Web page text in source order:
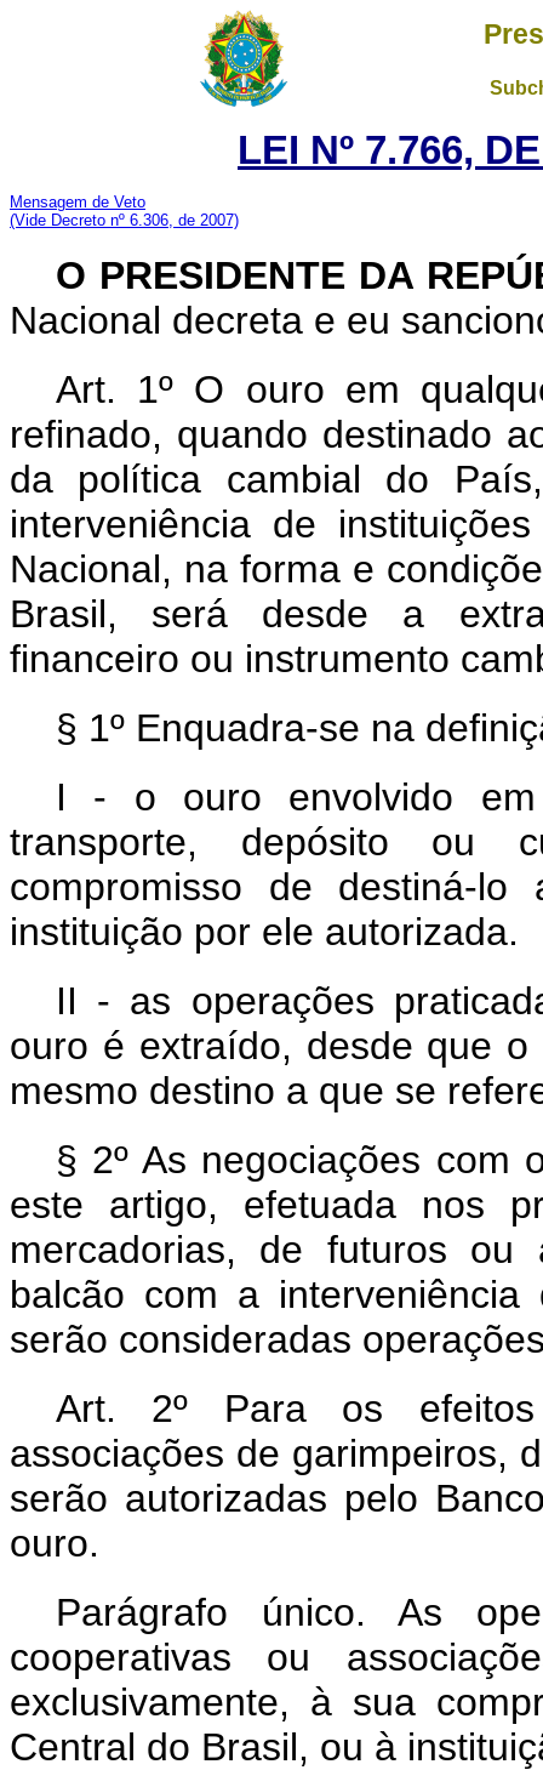
LEI Nº 7.766,
Mensagem de Veto
(Vide Decreto nº 6.306, de 2007)
O PRESIDENTE DA
Nacional decreta e eu
Art. 1º O ouro em
refinado, quando destinado
da política cambial do
interveniência de
Nacional, na forma e
Brasil, será desde a
financeiro ou instrumento
§ 1º Enquadra-se na
I - o ouro envolvido em
transporte, depósito ou
compromisso de destiná-
instituição por ele autorizada.
II - as operações
ouro é extraído, desde que
mesmo destino a que se
§ 2º As negociações com
este artigo, efetuada nos
mercadorias, de futuros ou
balcão com a interveniência
serão consideradas
Art. 2º Para os
associações de garimpeiros,
serão autorizadas pelo
ouro.
Parágrafo único. As
cooperativas ou
exclusivamente, à sua
Central do Brasil, ou à